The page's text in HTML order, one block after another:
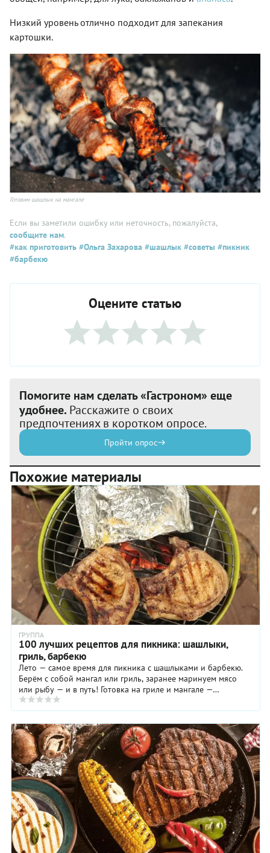
Низкий уровень отлично подходит для запекания
картошки.
Готовим шашлык на мангале
Если вы заметили ошибку или неточность, пожалуйста,
сообщите нам.
#как приготовить #Ольга Захарова #шашлык #советы #пикник
#барбекю
Оцените статью
Помогите нам сделать «Гастроном» еще
удобнее. Расскажите о своих
предпочтениях в коротком опросе.
Пройти опрос
Похожие материалы
ГРУППА
100 лучших рецептов для пикника: шашлыки,
гриль, барбекю
Лето — самое время для пикника с шашлыками и барбекю.
Берём с собой мангал или гриль, заранее маринуем мясо
или рыбу — и в путь! Готовка на гриле и мангале —
отдельное искусство. Оно состоит не ...